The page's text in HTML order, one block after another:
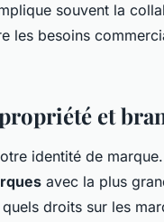
souvent la
les besoins
et
identité de
avec la plus
droits sur les